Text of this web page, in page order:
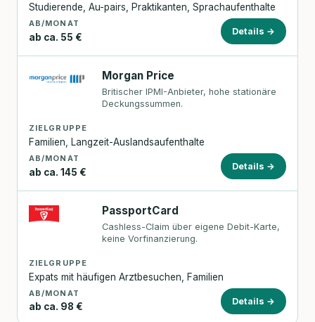
Studierende, Au-pairs, Praktikanten, Sprachaufenthalte
AB/MONAT
ab ca. 55 €
Details →
Morgan Price
Britischer IPMI-Anbieter, hohe stationäre
Deckungssummen.
ZIELGRUPPE
Familien, Langzeit-Auslandsaufenthalte
AB/MONAT
ab ca. 145 €
Details →
PassportCard
Cashless-Claim über eigene Debit-Karte,
keine Vorfinanzierung.
ZIELGRUPPE
Expats mit häufigen Arztbesuchen, Familien
AB/MONAT
ab ca. 98 €
Details →